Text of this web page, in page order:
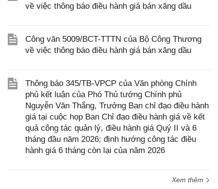
về việc thông báo điều hành giá bán xăng dầu
Công văn 5009/BCT-TTTN của Bộ Công Thương
về việc thông báo điều hành giá bán xăng dầu
Thông báo 345/TB-VPCP của Văn phòng Chính
phủ kết luận của Phó Thủ tướng Chính phủ
Nguyễn Văn Thắng, Trưởng Ban chỉ đạo điều hành
giá tại cuộc họp Ban Chỉ đạo điều hành giá về kết
quả công tác quản lý, điều hành giá Quý II và 6
tháng đầu năm 2026; định hướng công tác điều
hành giá 6 tháng còn lại của năm 2026
Xem thêm